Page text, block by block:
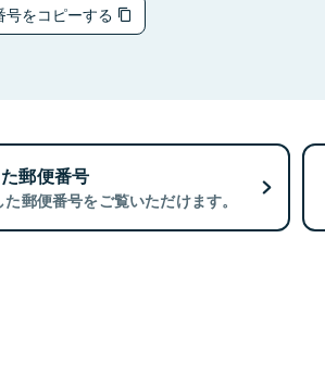
号をコピーする
郵便番号
郵便番号をご覧いただけます。